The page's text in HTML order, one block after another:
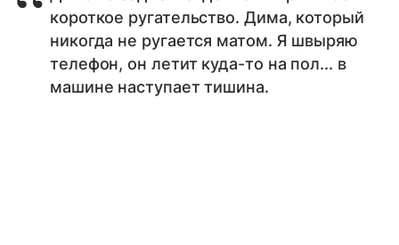
короткое ругательство. Дима, который
никогда не ругается матом. Я швыряю
телефон, он летит куда-то на пол... в
машине наступает тишина.